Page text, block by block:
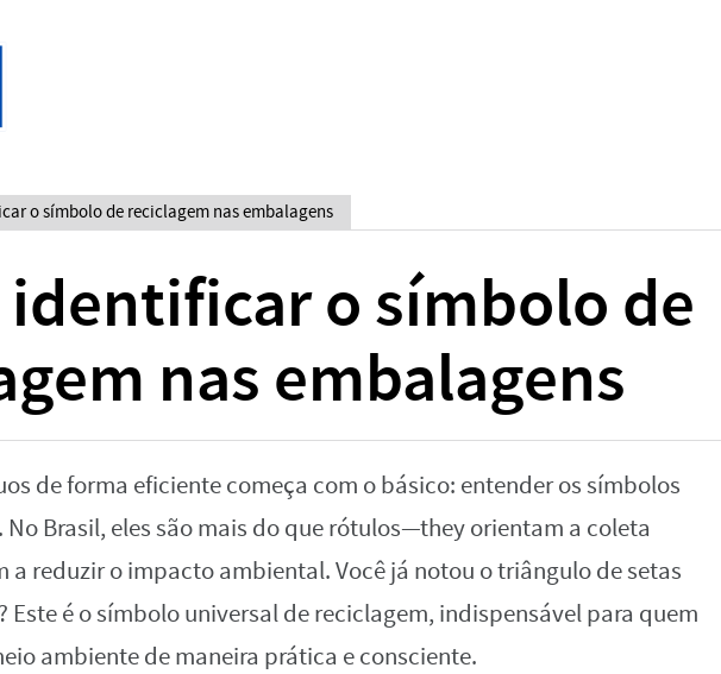
o símbolo de reciclagem nas embalagens
identificar o símbolo de
nas embalagens
de forma eficiente começa com o básico: entender os símbolos
No Brasil, eles são mais do que rótulos—they orientam a coleta
a reduzir o impacto ambiental. Você já notou o triângulo de setas
Este é o símbolo universal de reciclagem, indispensável para quem
ambiente de maneira prática e consciente.